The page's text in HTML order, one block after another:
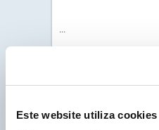
Este website utiliza cookies
...
versão completa da